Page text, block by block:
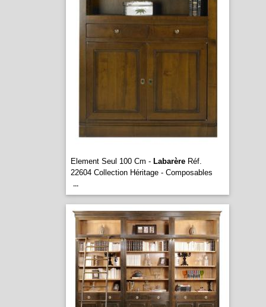
Element Seul 100 Cm - LabarèreRéf.
22604 Collection Héritage - Composables
...